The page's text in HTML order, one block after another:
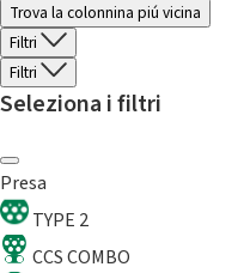
Trova la colonnina piú vicina
Filtri
Filtri
Seleziona i filtri
Presa
TYPE 2
CCS COMBO